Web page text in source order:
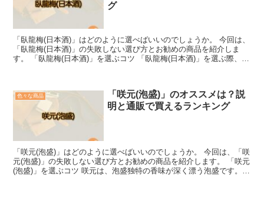
グ
「臥龍梅(日本酒)」はどのように選べばいいのでしょうか。 今回は、
「臥龍梅(日本酒)」の失敗しない選び方とお勧めの商品を紹介しま
す。 「臥龍梅(日本酒)」を選ぶコツ 「臥龍梅(日本酒)」を選ぶ際、そ
色々な商品
「咲元(泡盛)」のオススメは？説
明と通販で買えるランキング
「咲元(泡盛)」はどのように選べばいいのでしょうか。 今回は、「咲
元(泡盛)」の失敗しない選び方とお勧めの商品を紹介します。 「咲元
(泡盛)」を選ぶコツ 咲元は、泡盛独特の香味が深く漂う泡盛です。